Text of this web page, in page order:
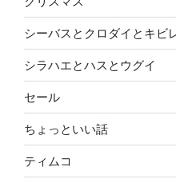
シーバスとクロダイとキビ
シラハエとハスとウグイ
セール
ちょっといい話
ティムコ